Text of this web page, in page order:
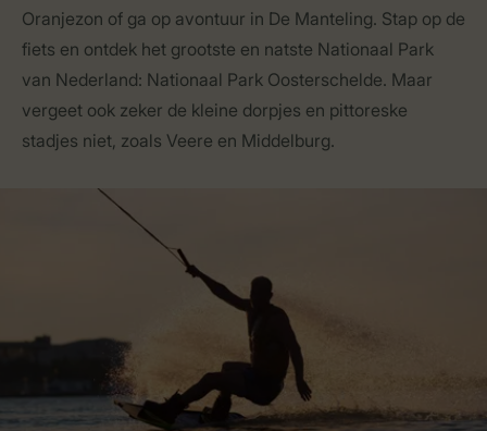
Oranjezon of ga op avontuur in De Manteling. Stap op de
fiets en ontdek het grootste en natste Nationaal Park
van Nederland: Nationaal Park Oosterschelde. Maar
vergeet ook zeker de kleine dorpjes en pittoreske
stadjes niet, zoals Veere en Middelburg.